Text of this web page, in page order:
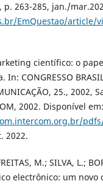
p. 263-285, jan./
EmQuestao/article/
científico: o
CONGRESSO
25., 2002,
2002. Disponível em:
2022.
M.; SILVA, L.;
electrônico: um novo